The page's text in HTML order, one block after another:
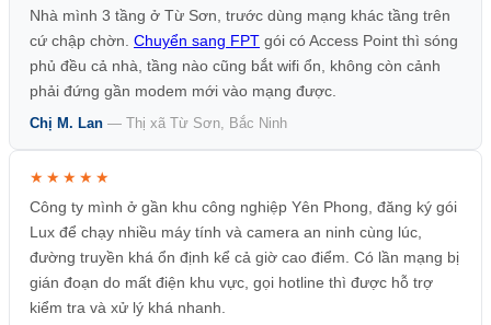
Nhà mình 3 tầng ở Từ Sơn, trước dùng mạng khác tầng trên
cứ chập chờn. Chuyển sang FPT gói có Access Point thì sóng
phủ đều cả nhà, tầng nào cũng bắt wifi ổn, không còn cảnh
phải đứng gần modem mới vào mạng được.
Chị M. Lan — Thị xã Từ Sơn, Bắc Ninh
★★★★★
Công ty mình ở gần khu công nghiệp Yên Phong, đăng ký gói
Lux để chạy nhiều máy tính và camera an ninh cùng lúc,
đường truyền khá ổn định kể cả giờ cao điểm. Có lần mạng bị
gián đoạn do mất điện khu vực, gọi hotline thì được hỗ trợ
kiểm tra và xử lý khá nhanh.